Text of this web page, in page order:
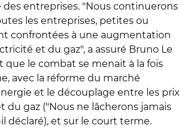
entreprises. "Nous continuerons
les entreprises, petites ou
confrontées à une augmentation
et du gaz", a assuré Bruno Le
que le combat se menait à la fois
avec la réforme du marché
et le découplage entre les prix
du gaz ("Nous ne lâcherons jamais
déclaré), et sur le court terme.